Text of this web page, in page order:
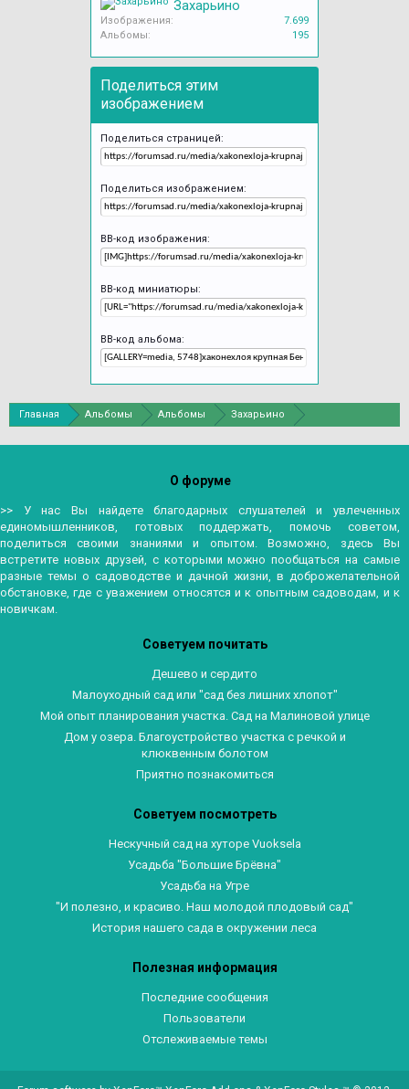
Захарьино
Изображения:
7.699
Альбомы:
195
Поделиться этим
изображением
Поделиться страницей:
Поделиться изображением:
BB-код изображения:
BB-код миниатюры:
BB-код альбома:
Главная Альбомы Альбомы
Захарьино
О форуме
>> У нас Вы найдете благодарных слушателей и увлеченных
единомышленников, готовых поддержать, помочь советом,
поделиться своими знаниями и опытом. Возможно, здесь Вы
встретите новых друзей, с которыми можно пообщаться на самые
разные темы о садоводстве и дачной жизни, в доброжелательной
обстановке, где с уважением относятся и к опытным садоводам, и к
новичкам.
Советуем почитать
Дешево и сердито
Малоуходный сад или "сад без лишних хлопот"
Мой опыт планирования участка. Сад на Малиновой улице
Дом у озера. Благоустройство участка с речкой и
клюквенным болотом
Приятно познакомиться
Советуем посмотреть
Нескучный сад на хуторе Vuoksela
Усадьба "Большие Брёвна"
Усадьба на Угре
"И полезно, и красиво. Наш молодой плодовый сад"
История нашего сада в окружении леса
Полезная информация
Последние сообщения
Пользователи
Отслеживаемые темы